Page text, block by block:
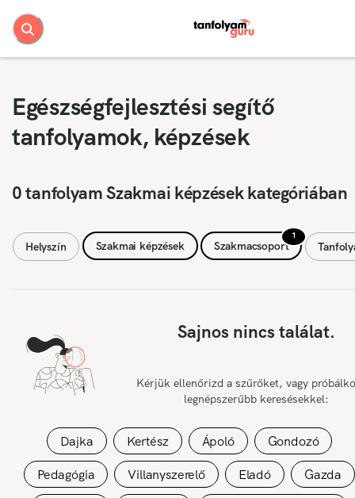
Egészségfejlesztési segítő
tanfolyamok, képzések
0 tanfolyam Szakmai képzések kategóriában
Helyszín Szakmai képzések
1
Szakmacsoport
Sajnos nincs találat.
Kérjük ellenőrizd a szűrőket, vagy
legnépszerűbb keresésekkel:
Dajka Kertész Ápoló
Gondozó
Pedagógia
Villanyszerelő Eladó
Gazda